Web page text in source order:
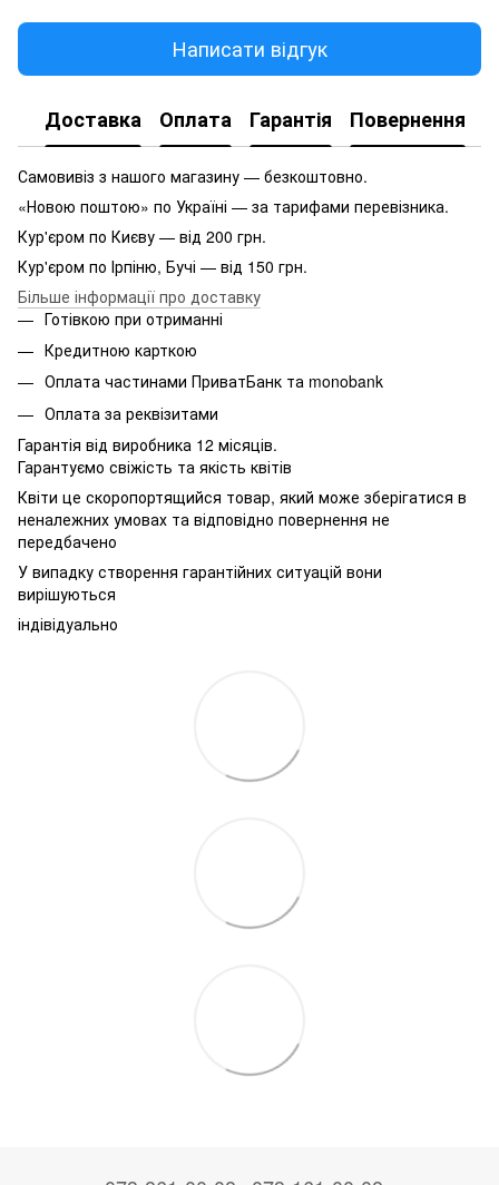
Написати відгук
Доставка Оплата Гарантія Повернення
Самовивіз з нашого магазину — безкоштовно.
«Новою поштою» по Україні — за тарифами перевізника.
Кур'єром по Києву — від 200 грн.
Кур'єром по Ірпіню, Бучі — від 150 грн.
Більше інформації про доставку
Готівкою при отриманні
Кредитною карткою
Оплата частинами ПриватБанк та monobank
Оплата за реквізитами
Гарантія від виробника 12 місяців.
Гарантуємо свіжість та якість квітів
Квіти це скоропортящийся товар, який може зберігатися в
неналежних умовах та відповідно повернення не
передбачено
У випадку створення гарантійних ситуацій вони
вирішуються
індівідуально